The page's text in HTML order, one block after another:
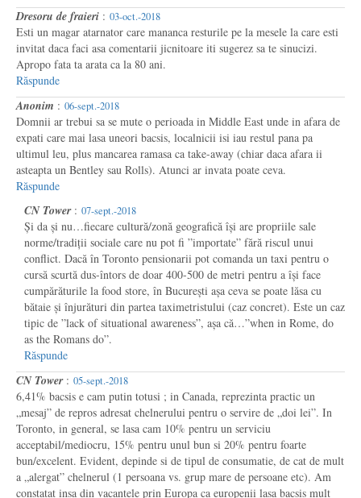
Dresoru de fraieri : 03-oct.-2018
Esti un magar atarnator care mananca resturile pe la mesele la care esti
invitat daca faci asa comentarii jicnitoare iti sugerez sa te sinucizi.
Apropo fata ta arata ca la 80 ani.
Răspunde
Anonim : 06-sept.-2018
Domnii ar trebui sa se mute o perioada in Middle East unde in afara de
expati care mai lasa uneori bacsis, localnicii isi iau restul pana pa
ultimul leu, plus mancarea ramasa ca take-away (chiar daca afara ii
asteapta un Bentley sau Rolls). Atunci ar invata poate ceva.
Răspunde
CN Tower: 07-sept.-2018
Și da și nu…fiecare cultură/zonă geografică își are propriile sale
norme/tradiții sociale care nu pot fi ”importate” fără riscul unui
conflict. Dacă în Toronto pensionarii pot comanda un taxi pentru o
cursă scurtă dus-întors de doar 400-500 de metri pentru a își face
cumpărăturile la food store, în București așa ceva se poate lăsa cu
bătaie și înjurături din partea taximetristului (caz concret). Este un caz
tipic de ”lack of situational awareness”, așa că…”when in Rome, do
as the Romans do”.
Răspunde
CN Tower: 05-sept.-2018
6,41% bacsis e cam putin totusi ; in Canada, reprezinta practic un
„mesaj” de repros adresat chelnerului pentru o servire de „doi lei”. In
Toronto, in general, se lasa cam 10% pentru un serviciu
acceptabil/mediocru, 15% pentru unul bun si 20% pentru foarte
bun/excelent. Evident, depinde si de tipul de consumatie, de cat de mult
a „alergat” chelnerul (1 persoana vs. grup mare de persoane etc). Am
constatat insa din vacantele prin Europa ca europenii lasa bacsis mult